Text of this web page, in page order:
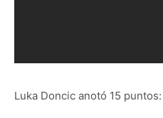
Luka Doncic anotó 15 puntos: